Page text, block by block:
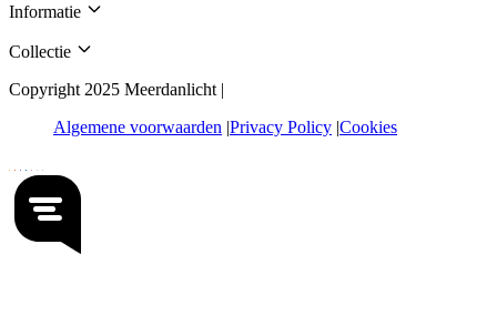
Informatie
Collectie
Copyright 2025 Meerdanlicht |
Algemene voorwaarden Privacy Policy Cookies